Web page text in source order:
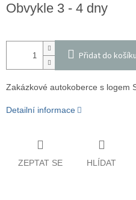
cena:
Obvykle 3 - 4 dny
Přidat do košíku
Zakázkové autokoberce s logem
Detailní informace
ZEPTAT SE HLÍDAT